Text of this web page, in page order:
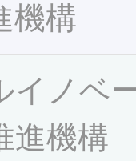
機構
イノベ
進機構